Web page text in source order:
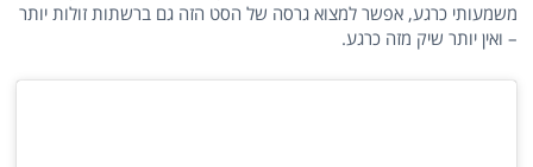
משמעותי כרגע, אפשר למצוא גרסה של הסט הזה גם ברשתות זולות יותר
– ואין יותר שיק מזה כרגע.